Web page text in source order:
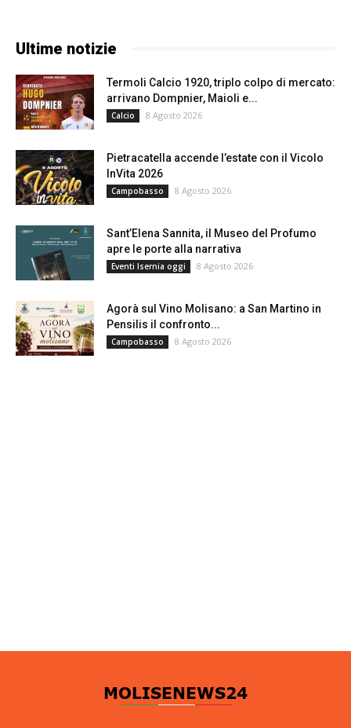
Ultime notizie
Termoli Calcio 1920, triplo colpo di mercato:
arrivano Dompnier, Maioli e...
Calcio 8 Agosto 2026
Pietracatella accende l’estate con il Vicolo
InVita 2026
Campobasso 8 Agosto 2026
Sant’Elena Sannita, il Museo del Profumo
apre le porte alla narrativa
Eventi Isernia oggi 8 Agosto 2026
Agorà sul Vino Molisano: a San Martino in
Pensilis il confronto...
Campobasso 8 Agosto 2026